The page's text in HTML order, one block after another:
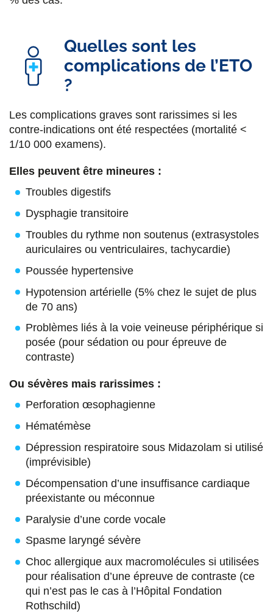
Quelles sont les
complications de l’ETO
?
Les complications graves sont rarissimes si les
contre-indications ont été respectées (mortalité <
1/10 000 examens).
Elles peuvent être mineures :
Troubles digestifs
Dysphagie transitoire
Troubles du rythme non soutenus (extrasystoles
auriculaires ou ventriculaires, tachycardie)
Poussée hypertensive
Hypotension artérielle (5% chez le sujet de plus
de 70 ans)
Problèmes liés à la voie veineuse périphérique si
posée (pour sédation ou pour épreuve de
contraste)
Ou sévères mais rarissimes :
Perforation œsophagienne
Hématémèse
Dépression respiratoire sous Midazolam si utilisé
(imprévisible)
Décompensation d’une insuffisance cardiaque
préexistante ou méconnue
Paralysie d’une corde vocale
Spasme laryngé sévère
Choc allergique aux macromolécules si utilisées
pour réalisation d’une épreuve de contraste (ce
qui n’est pas le cas à l’Hôpital Fondation
Rothschild)